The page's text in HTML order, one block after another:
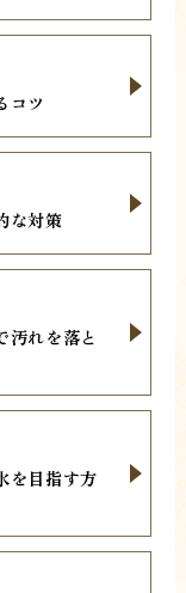
コツ
な対策
汚れを落と
を目指す方